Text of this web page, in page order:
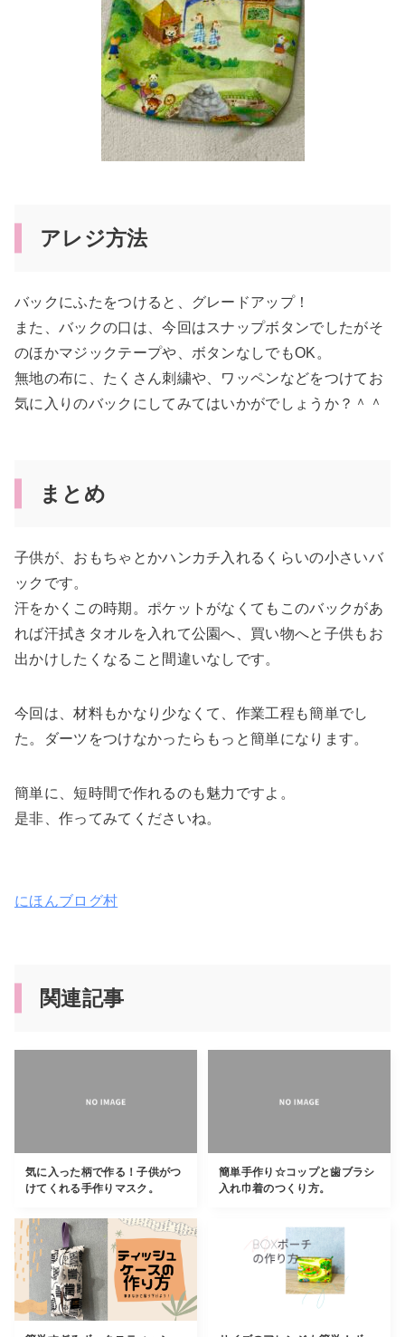
アレジ方法
バックにふたをつけると、グレードアップ！
また、バックの口は、今回はスナップボタンでしたがそ
のほかマジックテープや、ボタンなしでもOK。
無地の布に、たくさん刺繍や、ワッペンなどをつけてお
気に入りのバックにしてみてはいかがでしょうか？＾＾
まとめ
子供が、おもちゃとかハンカチ入れるくらいの小さいバ
ックです。
汗をかくこの時期。ポケットがなくてもこのバックがあ
れば汗拭きタオルを入れて公園へ、買い物へと子供もお
出かけしたくなること間違いなしです。
今回は、材料もかなり少なくて、作業工程も簡単でし
た。ダーツをつけなかったらもっと簡単になります。
簡単に、短時間で作れるのも魅力ですよ。
是非、作ってみてくださいね。
にほんブログ村
関連記事
気に入った柄で作る！子供がつ
けてくれる手作りマスク。
簡単手作り☆コップと歯ブラシ
入れ巾着のつくり方。